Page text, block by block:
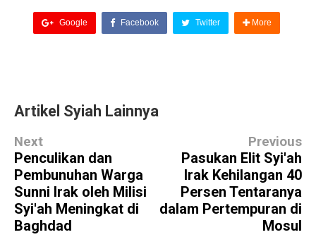
Google Facebook Twitter More
Artikel Syiah Lainnya
Next
Penculikan dan
Pembunuhan Warga
Sunni Irak oleh Milisi
Syi'ah Meningkat di
Baghdad
Previous
Pasukan Elit Syi'ah
Irak Kehilangan 40
Persen Tentaranya
dalam Pertempuran di
Mosul